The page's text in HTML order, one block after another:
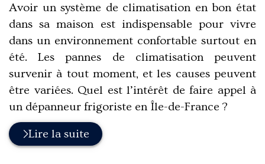
Avoir un système de climatisation en bon état
dans sa maison est indispensable pour vivre
dans un environnement confortable surtout en
été. Les pannes de climatisation peuvent
survenir à tout moment, et les causes peuvent
être variées. Quel est l’intérêt de faire appel à
un dépanneur frigoriste en Île-de-France ?
Lire la suite